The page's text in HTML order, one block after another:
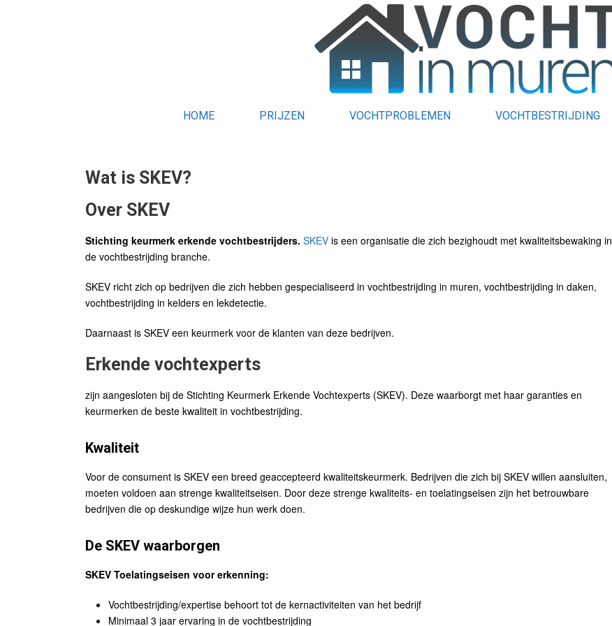
HOME PRIJZEN VOCHTPROBLEMEN VOCHTBESTRIJDING
Wat is SKEV?
Over SKEV
Stichting keurmerk erkende vochtbestrijders. SKEV is een organisatie die zich bezighoudt met kwaliteitsbewaking in
de vochtbestrijding branche.
SKEV richt zich op bedrijven die zich hebben gespecialiseerd in vochtbestrijding in muren, vochtbestrijding in daken,
vochtbestrijding in kelders en lekdetectie.
Daarnaast is SKEV een keurmerk voor de klanten van deze bedrijven.
Erkende vochtexperts
zijn aangesloten bij de Stichting Keurmerk Erkende Vochtexperts (SKEV). Deze waarborgt met haar garanties en
keurmerken de beste kwaliteit in vochtbestrijding.
Kwaliteit
Voor de consument is SKEV een breed geaccepteerd kwaliteitskeurmerk. Bedrijven die zich bij SKEV willen aansluiten,
moeten voldoen aan strenge kwaliteitseisen. Door deze strenge kwaliteits- en toelatingseisen zijn het betrouwbare
bedrijven die op deskundige wijze hun werk doen.
De SKEV waarborgen
SKEV Toelatingseisen voor erkenning:
Vochtbestrijding/expertise behoort tot de kernactiviteiten van het bedrijf
Minimaal 3 jaar ervaring in de vochtbestrijding